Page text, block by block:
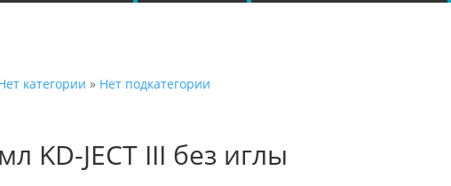
категории » Нет подкатегории
KD-JECT III без иглы